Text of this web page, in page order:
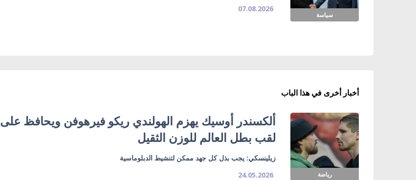
سياسة
07.08.2026
أخبار أخرى في هذا الباب
رياضة
ألكسندر أوسيك يهزم الهولندي ريكو فيرهوفن ويحافظ على
لقب بطل العالم للوزن الثقيل
زيلينسكي: يجب بذل كل جهد ممكن لتنشيط الدبلوماسية
24.05.2026